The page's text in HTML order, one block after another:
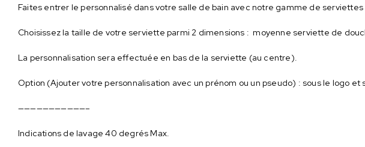
Faites entrer le personnalisé dans votre salle de bain avec notre gamme de
Choisissez la taille de votre serviette parmi 2 dimensions : moyenne serviette de
La personnalisation sera effectuée en bas de la serviette (au centre).
Option (Ajouter votre personnalisation avec un prénom ou un pseudo) : sous le logo
———————————–
Indications de lavage 40 degrés Max.